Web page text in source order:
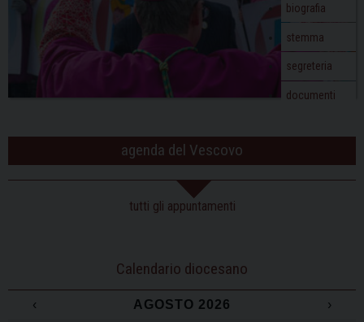
biografia
stemma
segreteria
documenti
agenda del Vescovo
tutti gli appuntamenti
Calendario diocesano
‹ AGOSTO 2026
›